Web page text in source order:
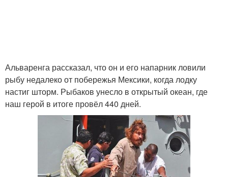
Альваренга рассказал, что он и его напарник ловили
рыбу недалеко от побережья Мексики, когда лодку
настиг шторм. Рыбаков унесло в открытый океан, где
наш герой в итоге провёл 440 дней.